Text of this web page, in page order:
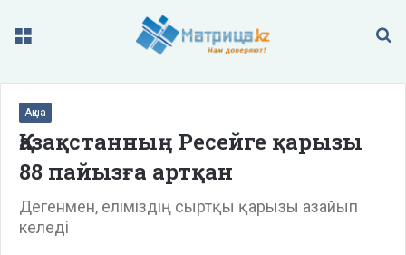
Меню
Ақша
Қазақстанның Ресейге қарызы
88 пайызға артқан
Дегенмен, еліміздің сыртқы қарызы азайып
келеді